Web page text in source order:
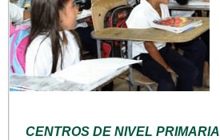
CENTROS DE NIVEL PRIMARIA